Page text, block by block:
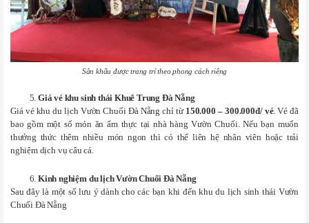
Sân khấu được trang trí theo phong cách riêng
Giá vé khu sinh thái Khuê Trung Đà Nẵng
Giá vé khu du lịch Vườn Chuối Đà Nẵng chỉ từ 150.000 – 300.000đ/ vé. Vé đã
bao gồm một số món ăn ẩm thực tại nhà hàng Vườn Chuối. Nếu bạn muốn
thưởng thức thêm nhiều món ngon thì có thể liên hệ nhân viên hoặc trải
nghiệm dịch vụ câu cá.
Kinh nghiệm du lịch Vườn Chuối Đà Nẵng
Sau đây là một số lưu ý dành cho các bạn khi đến khu du lịch sinh thái Vườn
Chuối Đà Nẵng